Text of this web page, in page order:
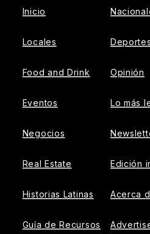
Inicio
Locales
Food and Drink
Eventos
Negocios
Real Estate
Historias Latinas
Guía de Recursos
Deportes
Opinión
Lo más
Edición
Acerca